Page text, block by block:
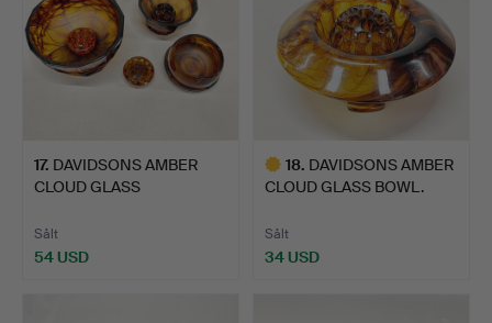
17. DAVIDSONS AMBER
CLOUD GLASS
Sålt
54 USD
18. DAVIDSONS AMBER
CLOUD GLASS BOWL.
Sålt
34 USD